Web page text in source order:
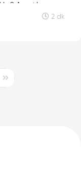
Ayrıntılar
2 dk
Last Page